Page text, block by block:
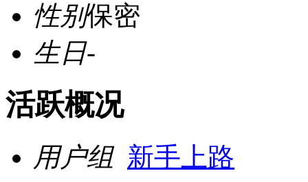
性别保密
生日-
活跃概况
用户组 新手上路